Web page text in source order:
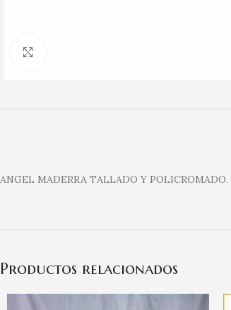
ANGEL MADERRA TALLADO Y POLICROMADO.
Productos relacionados